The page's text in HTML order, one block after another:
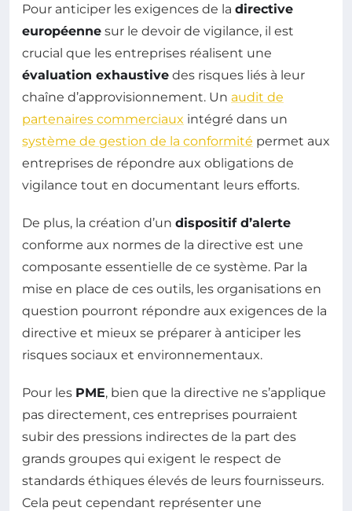
Pour anticiper les exigences de la directive
européenne sur le devoir de vigilance, il est
crucial que les entreprises réalisent une
évaluation exhaustive des risques liés à leur
chaîne d’approvisionnement. Un audit de
partenaires commerciaux intégré dans un
système de gestion de la conformité permet aux
entreprises de répondre aux obligations de
vigilance tout en documentant leurs efforts.
De plus, la création d’un dispositif d’alerte
conforme aux normes de la directive est une
composante essentielle de ce système. Par la
mise en place de ces outils, les organisations en
question pourront répondre aux exigences de la
directive et mieux se préparer à anticiper les
risques sociaux et environnementaux.
Pour les PME, bien que la directive ne s’applique
pas directement, ces entreprises pourraient
subir des pressions indirectes de la part des
grands groupes qui exigent le respect de
standards éthiques élevés de leurs fournisseurs.
Cela peut cependant représenter une